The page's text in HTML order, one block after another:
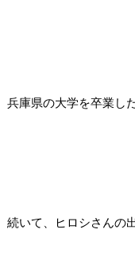
兵庫県の大学を卒業し
続いて、ヒロシさんの